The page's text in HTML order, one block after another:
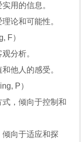
用的信息。
论和可能性。
F）
分析。
他人的感受。
P）
，倾向于控制和
向于适应和探